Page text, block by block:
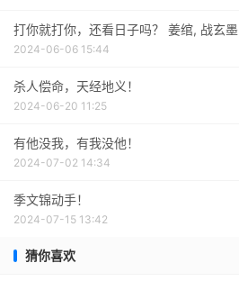
打你就打你，还看日子吗？ 姜绾, 战玄墨
2024-06-06 15:44
杀人偿命，天经地义！
2024-06-20 11:25
有他没我，有我没他！
2024-07-02 14:34
季文锦动手！
2024-07-15 13:42
猜你喜欢